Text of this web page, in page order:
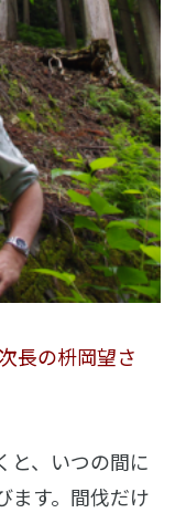
長の枡岡望さ
と、いつの間に
ます。間伐だけ